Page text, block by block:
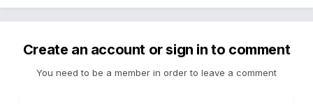
Create an account or sign in to comment
You need to be a member in order to leave a comment